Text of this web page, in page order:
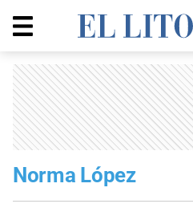
Norma López